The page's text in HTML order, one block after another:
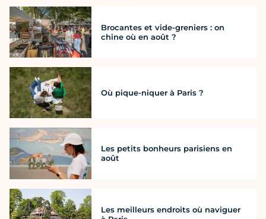
Brocantes et vide-greniers : on
chine où en août ?
Où pique-niquer à Paris ?
Les petits bonheurs parisiens en
août
Les meilleurs endroits où naviguer